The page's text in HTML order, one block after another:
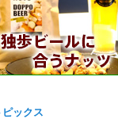
ピックス